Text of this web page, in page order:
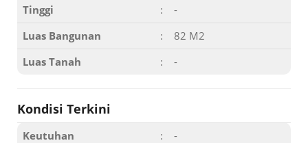
Tinggi
:
-
Luas Bangunan
:
82 M2
Luas Tanah
: -
Kondisi Terkini
Keutuhan :
-